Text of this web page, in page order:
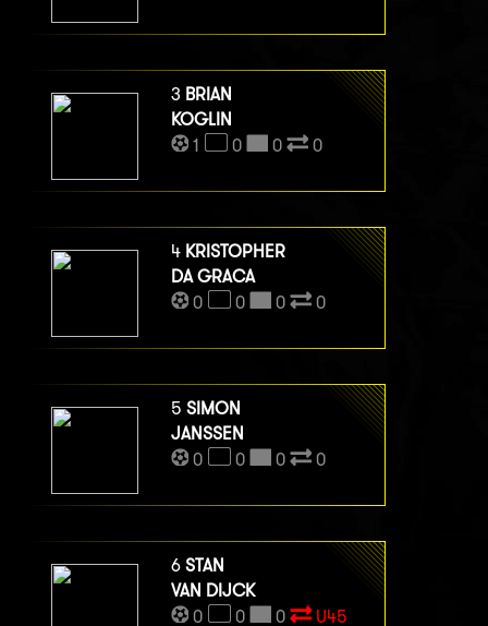
3 BRIAN
KOGLIN
1
0 0 0
4 KRISTOPHER
DA GRACA
0
0 0 0
5 SIMON
JANSSEN
0
0 0 0
6 STAN
VAN DIJCK
0
0 0 U45